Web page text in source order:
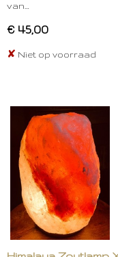
van…
€ 45,00
✘ Niet op voorraad